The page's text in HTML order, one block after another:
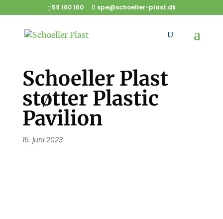
59 160 160 spe@schoeller-plast.dk
Schoeller Plast
støtter Plastic
Pavilion
15. juni 2023